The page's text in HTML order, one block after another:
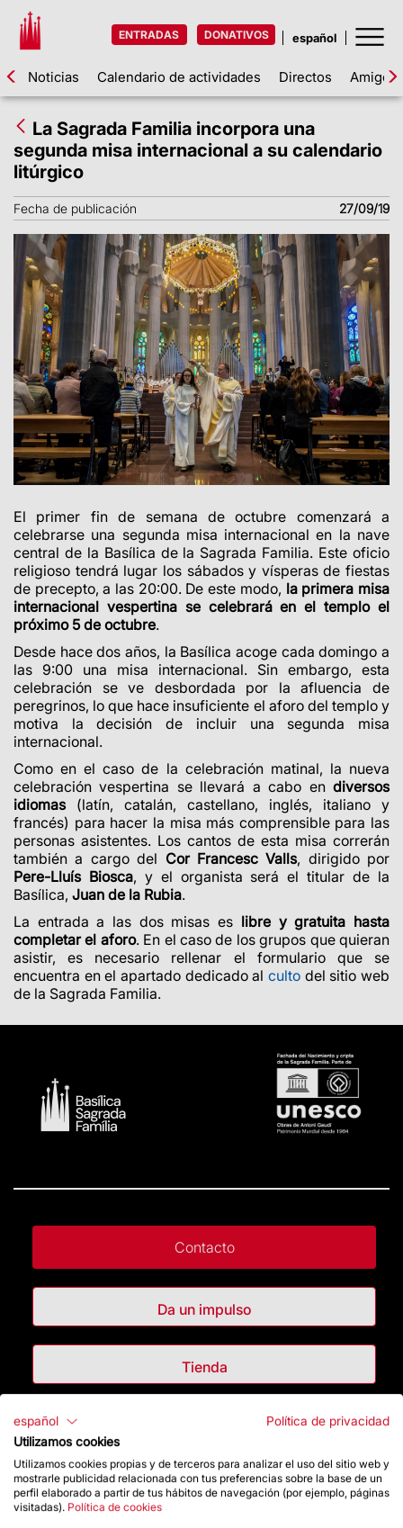
ENTRADAS DONATIVOS
Noticias Calendario de actividades Directos Amigos
La Sagrada Familia incorpora una
segunda misa internacional a su calendario
litúrgico
Fecha de publicación 27/09/19
El primer fin de semana de octubre comenzará a
celebrarse una segunda misa internacional en la nave
central de la Basílica de la Sagrada Familia. Este oficio
religioso tendrá lugar los sábados y vísperas de fiestas
de precepto, a las 20:00. De este modo, la primera misa
internacional vespertina se celebrará en el templo el
próximo 5 de octubre.
Desde hace dos años, la Basílica acoge cada domingo a
las 9:00 una misa internacional. Sin embargo, esta
celebración se ve desbordada por la afluencia de
peregrinos, lo que hace insuficiente el aforo del templo y
motiva la decisión de incluir una segunda misa
internacional.
Como en el caso de la celebración matinal, la nueva
celebración vespertina se llevará a cabo en diversos
idiomas(latín, catalán, castellano, inglés, italiano y
francés) para hacer la misa más comprensible para las
personas asistentes. Los cantos de esta misa correrán
también a cargo del Cor Francesc Valls, dirigido por
Pere-Lluís Biosca, y el organista será el titular de la
Basílica, Juan de la Rubia.
La entrada a las dos misas es libre y gratuita hasta
completar el aforo. En el caso de los grupos que quieran
asistir, es necesario rellenar el formulario que se
encuentra en el apartado dedicado al culto del sitio web
de la Sagrada Familia.
Contacto
Da un impulso
Tienda
Destacados
La Fundación
Preguntas frecuentes
español
Política de privacidad
Utilizamos cookies
Utilizamos cookies propias y de terceros para analizar el uso del sitio web y
mostrarle publicidad relacionada con tus preferencias sobre la base de un
perfil elaborado a partir de tus hábitos de navegación (por ejemplo, páginas
visitadas). Política de cookies